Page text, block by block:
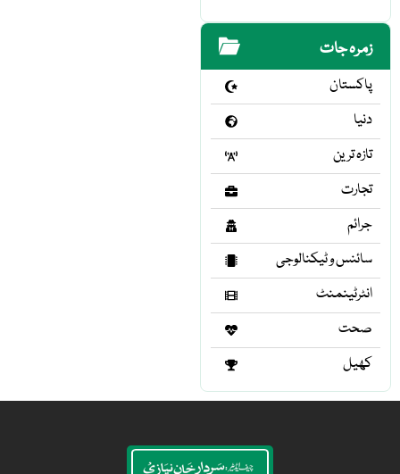
زمرہ جات
پاکستان
دنیا
تازہ ترین
تجارت
جرائم
سائنس و ٹیکنالوجی
انٹرٹینمنٹ
صحت
کھیل